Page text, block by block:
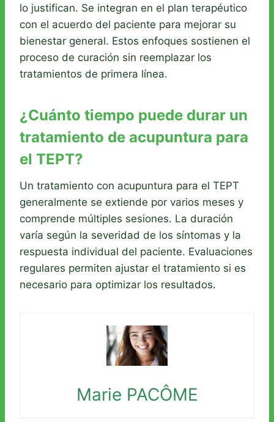
lo justifican. Se integran en el plan terapéutico
con el acuerdo del paciente para mejorar su
bienestar general. Estos enfoques sostienen el
proceso de curación sin reemplazar los
tratamientos de primera línea.
¿Cuánto tiempo puede durar un
tratamiento de acupuntura para
el TEPT?
Un tratamiento con acupuntura para el TEPT
generalmente se extiende por varios meses y
comprende múltiples sesiones. La duración
varía según la severidad de los síntomas y la
respuesta individual del paciente. Evaluaciones
regulares permiten ajustar el tratamiento si es
necesario para optimizar los resultados.
Marie PACÔME